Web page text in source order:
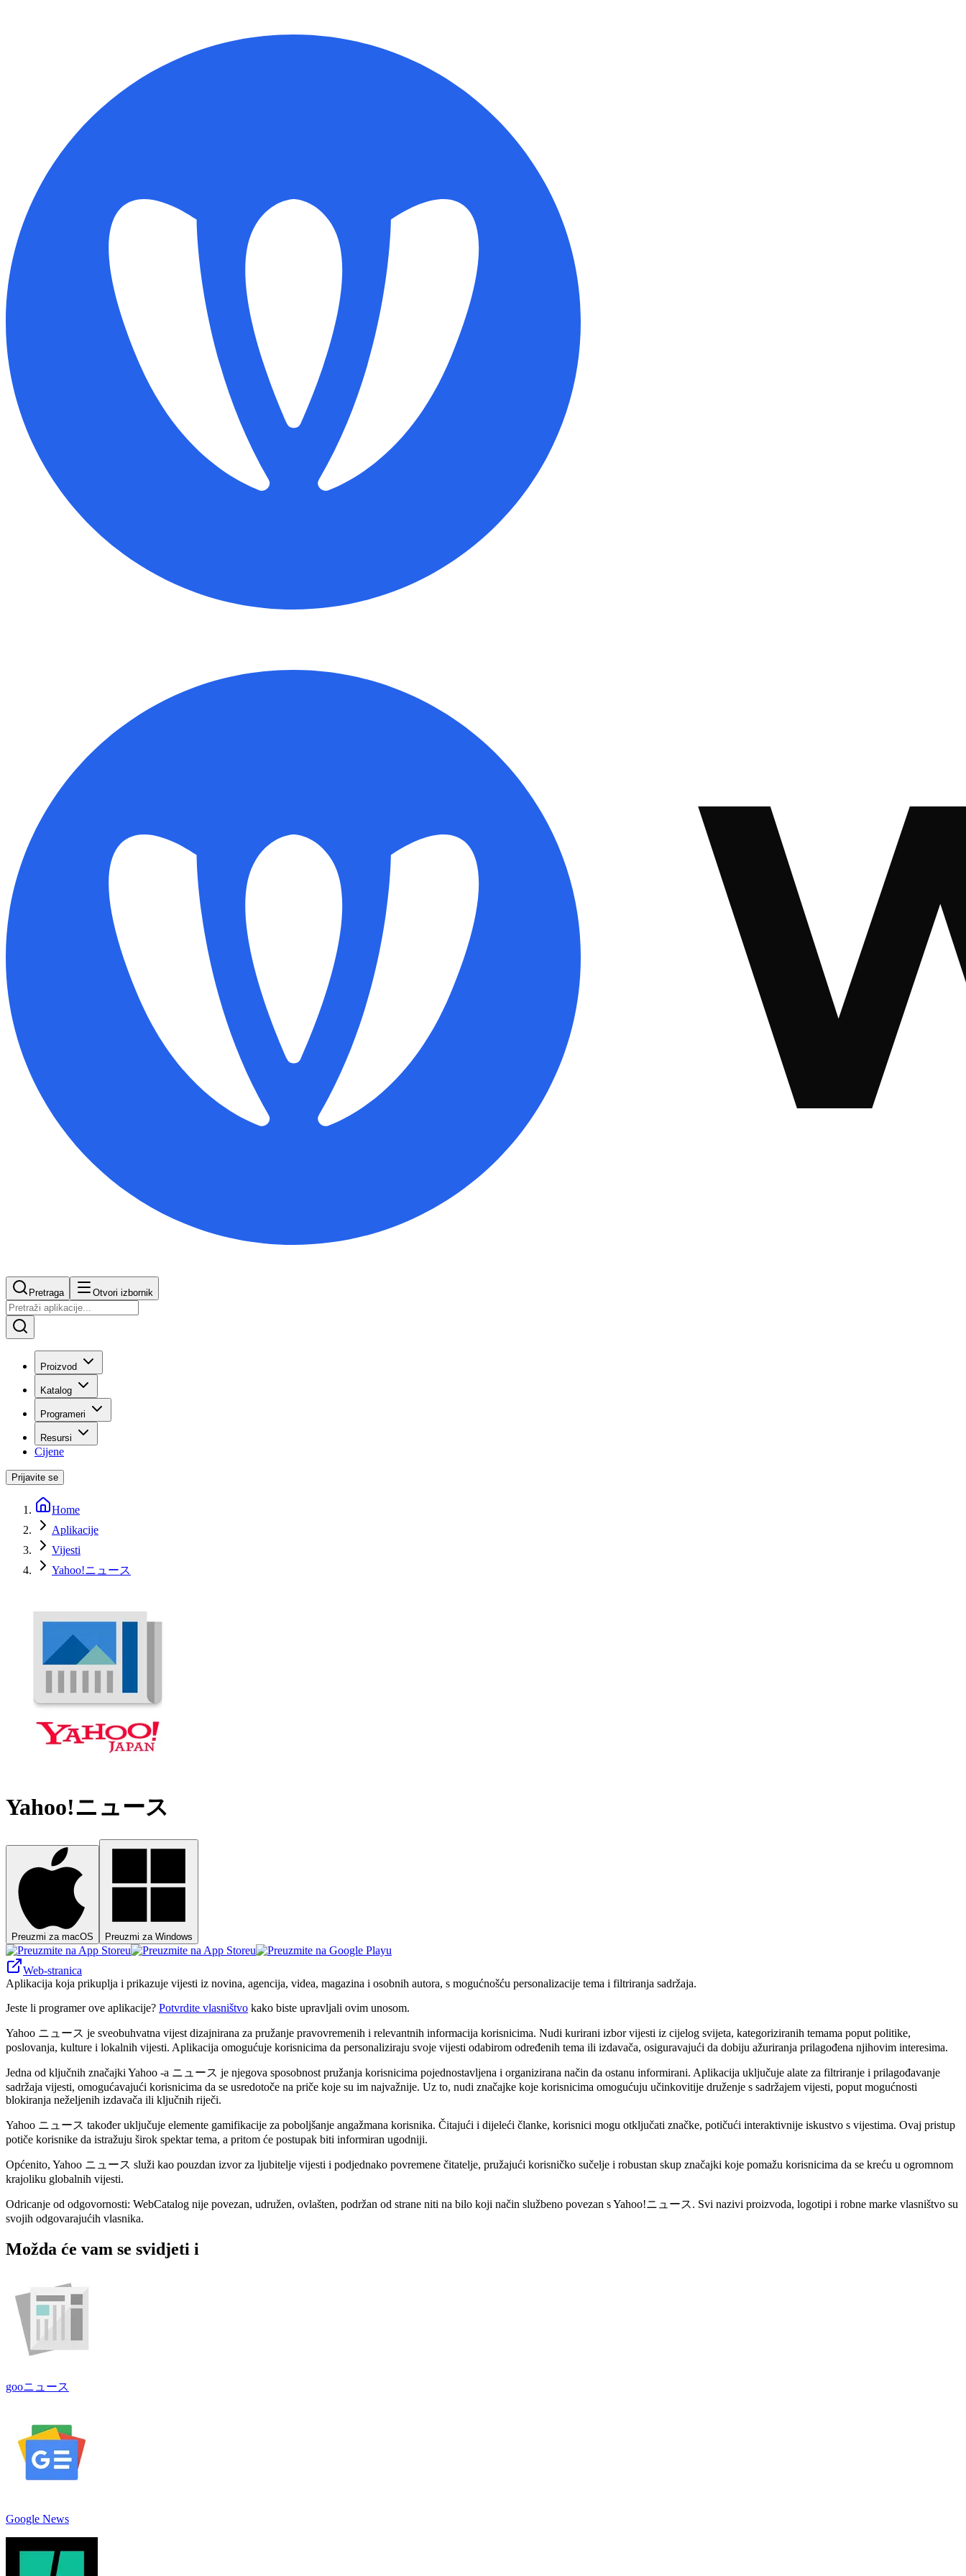
Pretraga Otvori izbornik
Proizvod
Katalog
Programeri
Resursi
Cijene
Prijavite se
Home
Aplikacije
Vijesti
Yahoo!ニュース
Yahoo!ニュース
Preuzmi za macOS Preuzmi za Windows
Web-stranica
Aplikacija koja prikuplja i prikazuje vijesti iz novina, agencija, videa, magazina i osobnih autora, s mogućnošću personalizacije tema i filtriranja sadržaja.
Jeste li programer ove aplikacije? Potvrdite vlasništvo kako biste upravljali ovim unosom.
Yahoo ニュース je sveobuhvatna vijest dizajnirana za pružanje pravovremenih i relevantnih informacija korisnicima. Nudi kurirani izbor vijesti iz cijelog svijeta, kategoriziranih temama poput politike,
poslovanja, kulture i lokalnih vijesti. Aplikacija omogućuje korisnicima da personaliziraju svoje vijesti odabirom određenih tema ili izdavača, osiguravajući da dobiju ažuriranja prilagođena njihovim interesima.
Jedna od ključnih značajki Yahoo -a ニュース je njegova sposobnost pružanja korisnicima pojednostavljena i organizirana način da ostanu informirani. Aplikacija uključuje alate za filtriranje i prilagođavanje
sadržaja vijesti, omogućavajući korisnicima da se usredotoče na priče koje su im najvažnije. Uz to, nudi značajke koje korisnicima omogućuju učinkovitije druženje s sadržajem vijesti, poput mogućnosti
blokiranja neželjenih izdavača ili ključnih riječi.
Yahoo ニュース također uključuje elemente gamifikacije za poboljšanje angažmana korisnika. Čitajući i dijeleći članke, korisnici mogu otključati značke, potičući interaktivnije iskustvo s vijestima. Ovaj pristup
potiče korisnike da istražuju širok spektar tema, a pritom će postupak biti informiran ugodniji.
Općenito, Yahoo ニュース služi kao pouzdan izvor za ljubitelje vijesti i podjednako povremene čitatelje, pružajući korisničko sučelje i robustan skup značajki koje pomažu korisnicima da se kreću u ogromnom
krajoliku globalnih vijesti.
Odricanje od odgovornosti: WebCatalog nije povezan, udružen, ovlašten, podržan od strane niti na bilo koji način službeno povezan s Yahoo!ニュース. Svi nazivi proizvoda, logotipi i robne marke vlasništvo su
svojih odgovarajućih vlasnika.
Možda će vam se svidjeti i
gooニュース
Google News